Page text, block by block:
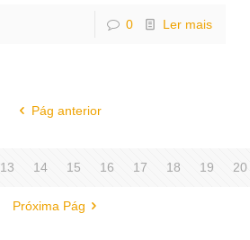
0 Ler mais
Pág anterior
13 14 15 16 17 18 19 20
Próxima Pág